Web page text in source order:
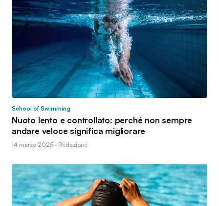
School of Swimming
Nuoto lento e controllato: perché non sempre
andare veloce significa migliorare
14 marzo 2025 · Redazione